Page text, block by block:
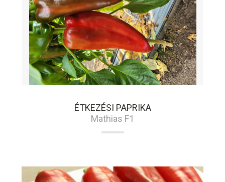
ÉTKEZÉSI PAPRIKA
Mathias F1